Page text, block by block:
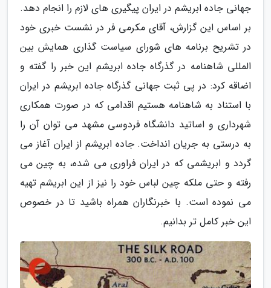
جهانی جاده ابریشم در ایران پیگیری های لازم را انجام دهد.
بر اساس این گزارش، آقای مکرمی فر در نشست خبری خود
در تشریح برنامه های شورای سیاست گذاری همایش بین
المللی شاهنامه در گذرگاه جاده ابریشم این خبر را گفته و
اضاقه کرد: در پی ثبت جهانی گذرگاه جاده ابریشم در ایران
با استناد به شاهنامه هستیم اقدامی که در صورت همکاری
شهرداری و اساتید دانشگاه فردوسی مشهد می توان آن را
به درستی به جریان انداخت. جاده ابریشم از ایران آغاز می
گردد و ابریشمی که در ایران فراوری می شده، به چین می
رفته و حتی ملکه چین لباس خود را نیز از این ابریشم تهیه
می نموده است. با خبرنگاران همراه باشید تا در خصوص
این خبر کامل تر بدانیم.